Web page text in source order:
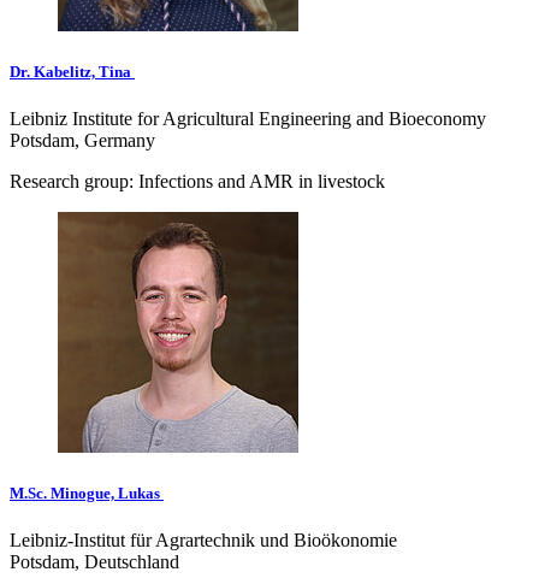
Dr. Kabelitz, Tina
Leibniz Institute for Agricultural Engineering and Bioeconomy
Potsdam, Germany
Research group: Infections and AMR in livestock
M.Sc. Minogue, Lukas
Leibniz-Institut für Agrartechnik und Bioökonomie
Potsdam, Deutschland